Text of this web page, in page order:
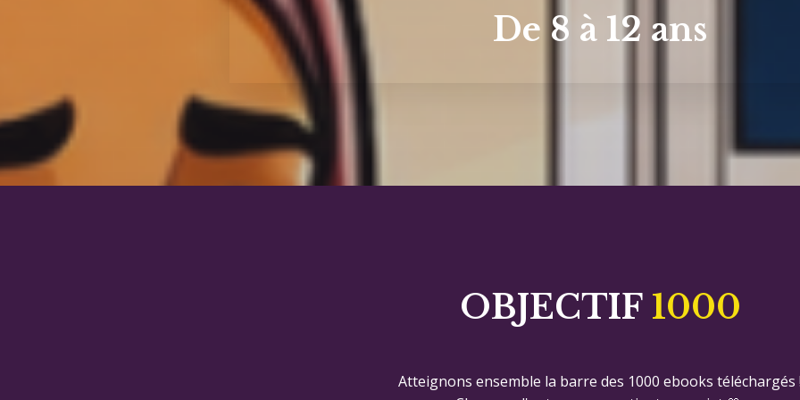
De 8 à 12 ans
OBJECTIF 1000
Atteignons ensemble la barre des 1000 ebooks téléchargés